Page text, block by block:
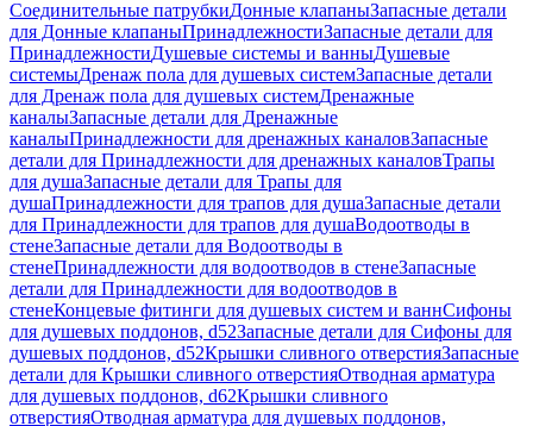
Соединительные патрубкиДонные клапаныЗапасные детали
для Донные клапаныПринадлежностиЗапасные детали для
ПринадлежностиДушевые системы и ванныДушевые
системыДренаж пола для душевых системЗапасные детали
для Дренаж пола для душевых системДренажные
каналыЗапасные детали для Дренажные
каналыПринадлежности для дренажных каналовЗапасные
детали для Принадлежности для дренажных каналовТрапы
для душаЗапасные детали для Трапы для
душаПринадлежности для трапов для душаЗапасные детали
для Принадлежности для трапов для душаВодоотводы в
стенеЗапасные детали для Водоотводы в
стенеПринадлежности для водоотводов в стенеЗапасные
детали для Принадлежности для водоотводов в
стенеКонцевые фитинги для душевых систем и ваннСифоны
для душевых поддонов, d52Запасные детали для Сифоны для
душевых поддонов, d52Крышки сливного отверстияЗапасные
детали для Крышки сливного отверстияОтводная арматура
для душевых поддонов, d62Крышки сливного
отверстияОтводная арматура для душевых поддонов,